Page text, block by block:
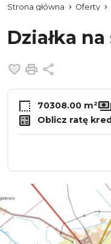
Strona główna Oferty
Działka
Dodaj do
Drukuj
70308.00 m²
Oblicz ratę